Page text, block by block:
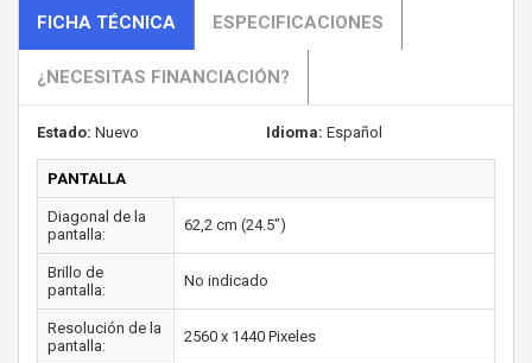
FICHA TÉCNICA ESPECIFICACIONES
¿NECESITAS FINANCIACIÓN?
Estado: Nuevo Idioma: Español
PANTALLA
Diagonal de la
pantalla:
62,2 cm (24.5")
Brillo de
pantalla:
No indicado
Resolución de la
pantalla:
2560 x 1440 Pixeles